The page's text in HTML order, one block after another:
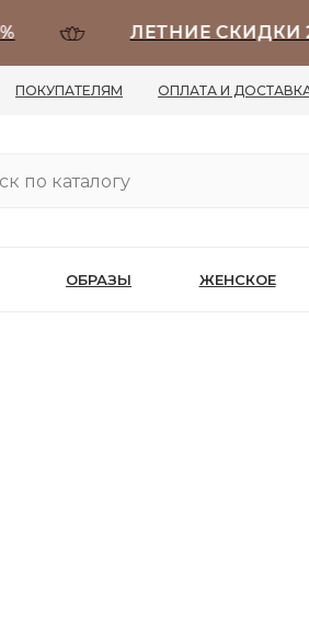
ЛЕТНИЕ СКИДКИ 20%
ПОКУПАТЕЛЯМ ОПЛАТА И
ОБРАЗЫ ЖЕНСКОЕ